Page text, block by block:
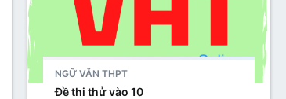
NGỮ VĂN THPT
Đề thi thử vào 10